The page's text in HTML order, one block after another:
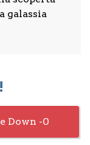
galassia
0